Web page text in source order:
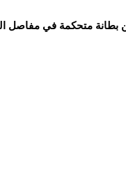
بطانة متحكمة في مفاصل